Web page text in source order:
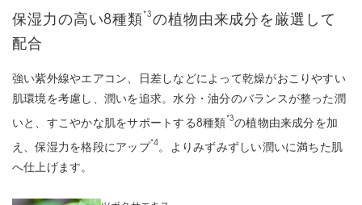
保湿力の高い8種類*3の植物由来成分を厳選して
配合
強い紫外線やエアコン、日差しなどによって乾燥がおこりやすい
肌環境を考慮し、潤いを追求。水分・油分のバランスが整った潤
いと、すこやかな肌をサポートする8種類*3の植物由来成分を加
え、保湿力を格段にアップ*4。よりみずみずしい潤いに満ちた肌
へ仕上げます。